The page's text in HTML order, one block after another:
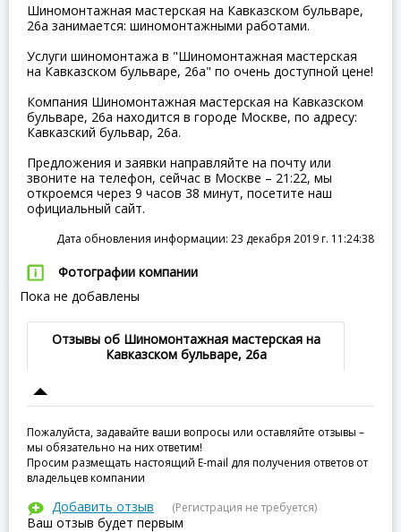
Шиномонтажная мастерская на Кавказском бульваре,
26а занимается: шиномонтажными работами.
Услуги шиномонтажа в "Шиномонтажная мастерская
на Кавказском бульваре, 26а" по очень доступной цене!
Компания Шиномонтажная мастерская на Кавказском
бульваре, 26а находится в городе Москве, по адресу:
Кавказский бульвар, 26а.
Предложения и заявки направляйте на почту или
звоните на телефон, сейчас в Москве – 21:22, мы
откроемся через 9 часов 38 минут, посетите наш
официальный сайт.
Дата обновления информации: 23 декабря 2019 г. 11:24:38
Фотографии компании
Пока не добавлены
Отзывы об Шиномонтажная мастерская на
Кавказском бульваре, 26а
Пожалуйста, задавайте ваши вопросы или оставляйте отзывы –
мы обязательно на них ответим!
Просим размещать настоящий E-mail для получения ответов от
владельцев компании
Добавить отзыв (Регистрация не требуется)
Ваш отзыв будет первым